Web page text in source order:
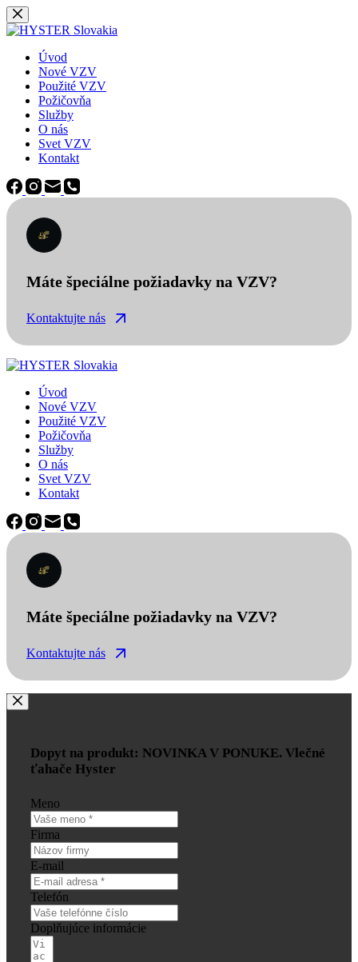
Späť
na
Úvod
Nové VZV
Použité VZV
Požičovňa
Služby
O nás
Svet VZV
Kontakt
Máte špeciálne požiadavky na VZV?
Kontaktujte nás
Úvod
Nové VZV
Použité VZV
Požičovňa
Služby
O nás
Svet VZV
Kontakt
Máte špeciálne požiadavky na VZV?
Kontaktujte nás
Dopyt na produkt: NOVINKA V PONUKE. Vlečné
ťahače Hyster
Meno
Firma
E-mail
Telefón
Doplňujúce informácie